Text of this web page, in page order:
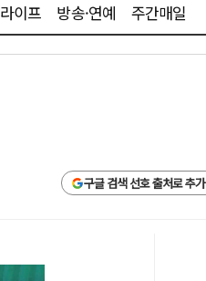
라이프 방송·연예 주간매일
구글 검색 선호 출처로 추가